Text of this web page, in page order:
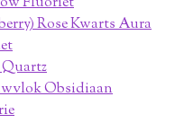
Rose Kwarts Aura
Obsidiaan